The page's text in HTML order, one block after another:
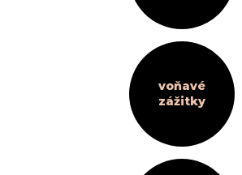
voňavé
zážitky